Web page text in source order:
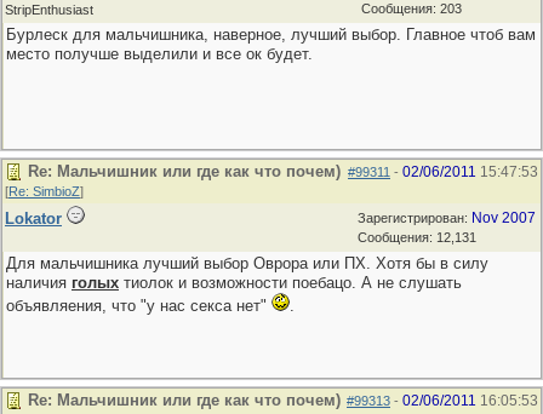
Сообщения: 203
StripEnthusiast
Бурлеск для мальчишника, наверное, лучший выбор. Главное чтоб вам
место получше выделили и все ок будет.
#99311 - 02/06/2011 15:47:53
Re: Мальчишник или где как что почем)
[Re: SimbioZ]
Зарегистрирован: Nov 2007
Сообщения: 12,131
Lokator
Для мальчишника лучший выбор Оврора или ПХ. Хотя бы в силу
наличия голых тиолок и возможности поебацо. А не слушать
объявляения, что "у нас секса нет"
.
#99313 - 02/06/2011 16:05:53
Re: Мальчишник или где как что почем)